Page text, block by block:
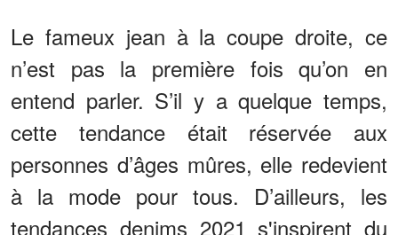
Le fameux jean à la coupe droite, ce
n’est pas la première fois qu’on en
entend parler. S’il y a quelque temps,
cette tendance était réservée aux
personnes d’âges mûres, elle redevient
à la mode pour tous. D’ailleurs, les
tendances denims 2021 s'inspirent du